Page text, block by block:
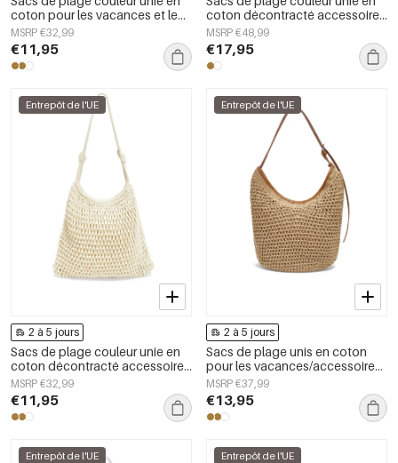
coton pour les vacances et le
quotidien
MSRP €32,99
€11,95
coton décontracté accessoires
du quotidien
MSRP €48,99
€17,95
Entrepôt de l'UE
2 à 5 jours
Sacs de plage couleur unie en
coton décontracté accessoires
du quotidien
MSRP €32,99
€11,95
Entrepôt de l'UE
2 à 5 jours
Sacs de plage unis en coton
pour les vacances/accessoires
de plage
MSRP €37,99
€13,95
Entrepôt de l'UE Entrepôt de l'UE